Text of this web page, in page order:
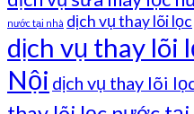
nước tại nhà dịch vụ thay lõi lọc
dịch vụ thay lõi
Nội dịch vụ thay lõi